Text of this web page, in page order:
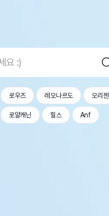
로우즈 레오나르도 오리젠
로얄캐닌 힐스 Anf